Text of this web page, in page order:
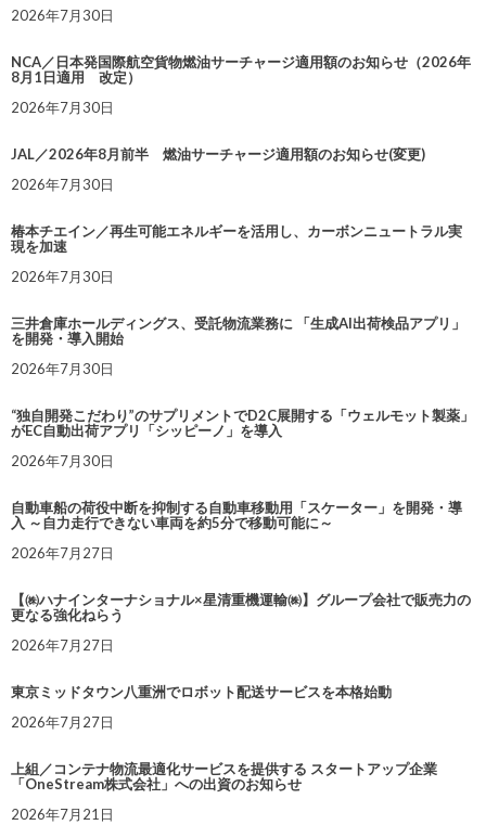
2026年7月30日
NCA／日本発国際航空貨物燃油サーチャージ適用額のお知らせ（2026年
8月1日適用 改定）
2026年7月30日
JAL／2026年8月前半 燃油サーチャージ適用額のお知らせ(変更)
2026年7月30日
椿本チエイン／再生可能エネルギーを活用し、カーボンニュートラル実
現を加速
2026年7月30日
三井倉庫ホールディングス、受託物流業務に 「生成AI出荷検品アプリ」
を開発・導入開始
2026年7月30日
“独自開発こだわり”のサプリメントでD2C展開する「ウェルモット製薬」
がEC自動出荷アプリ「シッピーノ」を導入
2026年7月30日
自動車船の荷役中断を抑制する自動車移動用「スケーター」を開発・導
入 ～自力走行できない車両を約5分で移動可能に～
2026年7月27日
【㈱ハナインターナショナル×星清重機運輸㈱】グループ会社で販売力の
更なる強化ねらう
2026年7月27日
東京ミッドタウン八重洲でロボット配送サービスを本格始動
2026年7月27日
上組／コンテナ物流最適化サービスを提供する スタートアップ企業
「OneStream株式会社」への出資のお知らせ
2026年7月21日